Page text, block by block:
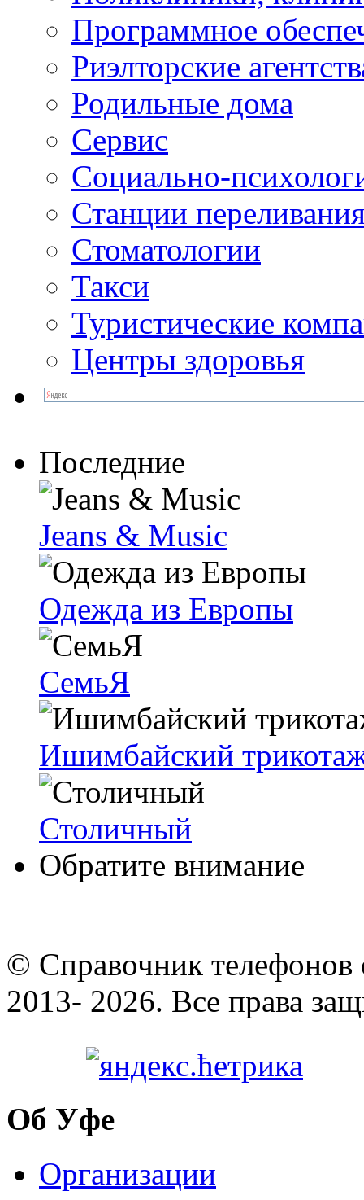
Программное
Риэлторские
Родильные дома
Сервис
Социально-
Станции
Стоматологии
Такси
Туристические
Центры здоровья
Последние
Jeans & Music
Одежда из Европы
СемьЯ
Ишимбайский
Столичный
Обратите внимание
© Cправочник телефонов
2013- 2026. Все права
Об Уфе
Организации